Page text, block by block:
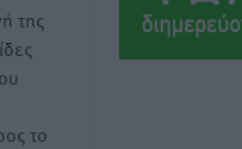
της
το
Εθνικός
προόδου η